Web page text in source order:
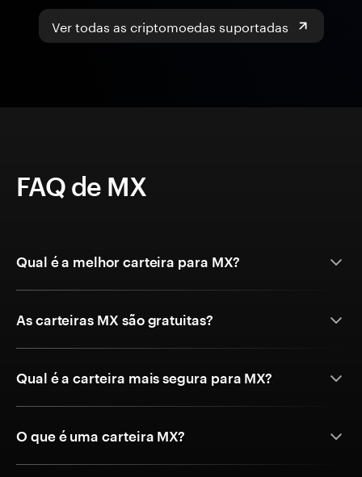
Ver todas as criptomoedas suportadas
FAQ de MX
Qual é a melhor carteira para MX?
As carteiras MX são gratuitas?
Qual é a carteira mais segura para MX?
O que é uma carteira MX?